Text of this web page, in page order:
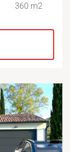
360 m2